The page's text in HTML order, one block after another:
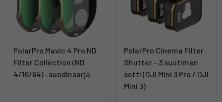
PolarPro Mavic 4 Pro ND
Filter Collection (ND
4/16/64) -suodinsarja
PolarPro Cinema Filter
Shutter - 3 suotimen
setti (DJI Mini 3 Pro / DJI
Mini 3)